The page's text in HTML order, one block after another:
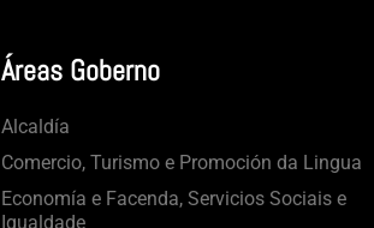
Áreas Goberno
Alcaldía
Comercio, Turismo e Promoción da Lingua
Economía e Facenda, Servicios Sociais e
Igualdade